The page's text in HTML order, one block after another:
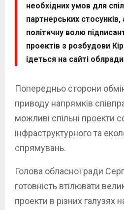
необхідних умов для
партнерських
політичну волю
проектів з розбудови
ідеться на сайті
Попередньо сторони
приводу напрямків
можливі спільні проекти
інфраструктурного та
спрямувань.
Голова обласної ради
готовність втілювати
проекти в різних галузях